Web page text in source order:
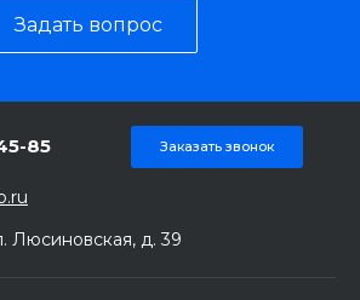
Задать вопрос
85 Заказать звонок
Люсиновская, д. 39